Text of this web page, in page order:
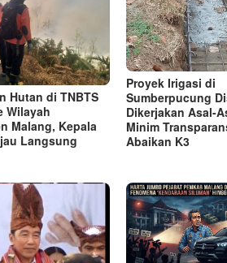
Hutan di TNBTS
Wilayah
Malang, Kepala
Langsung
Proyek Irigasi di
Sumberpucung
Dikerjakan Asal-
Minim
Abaikan K3